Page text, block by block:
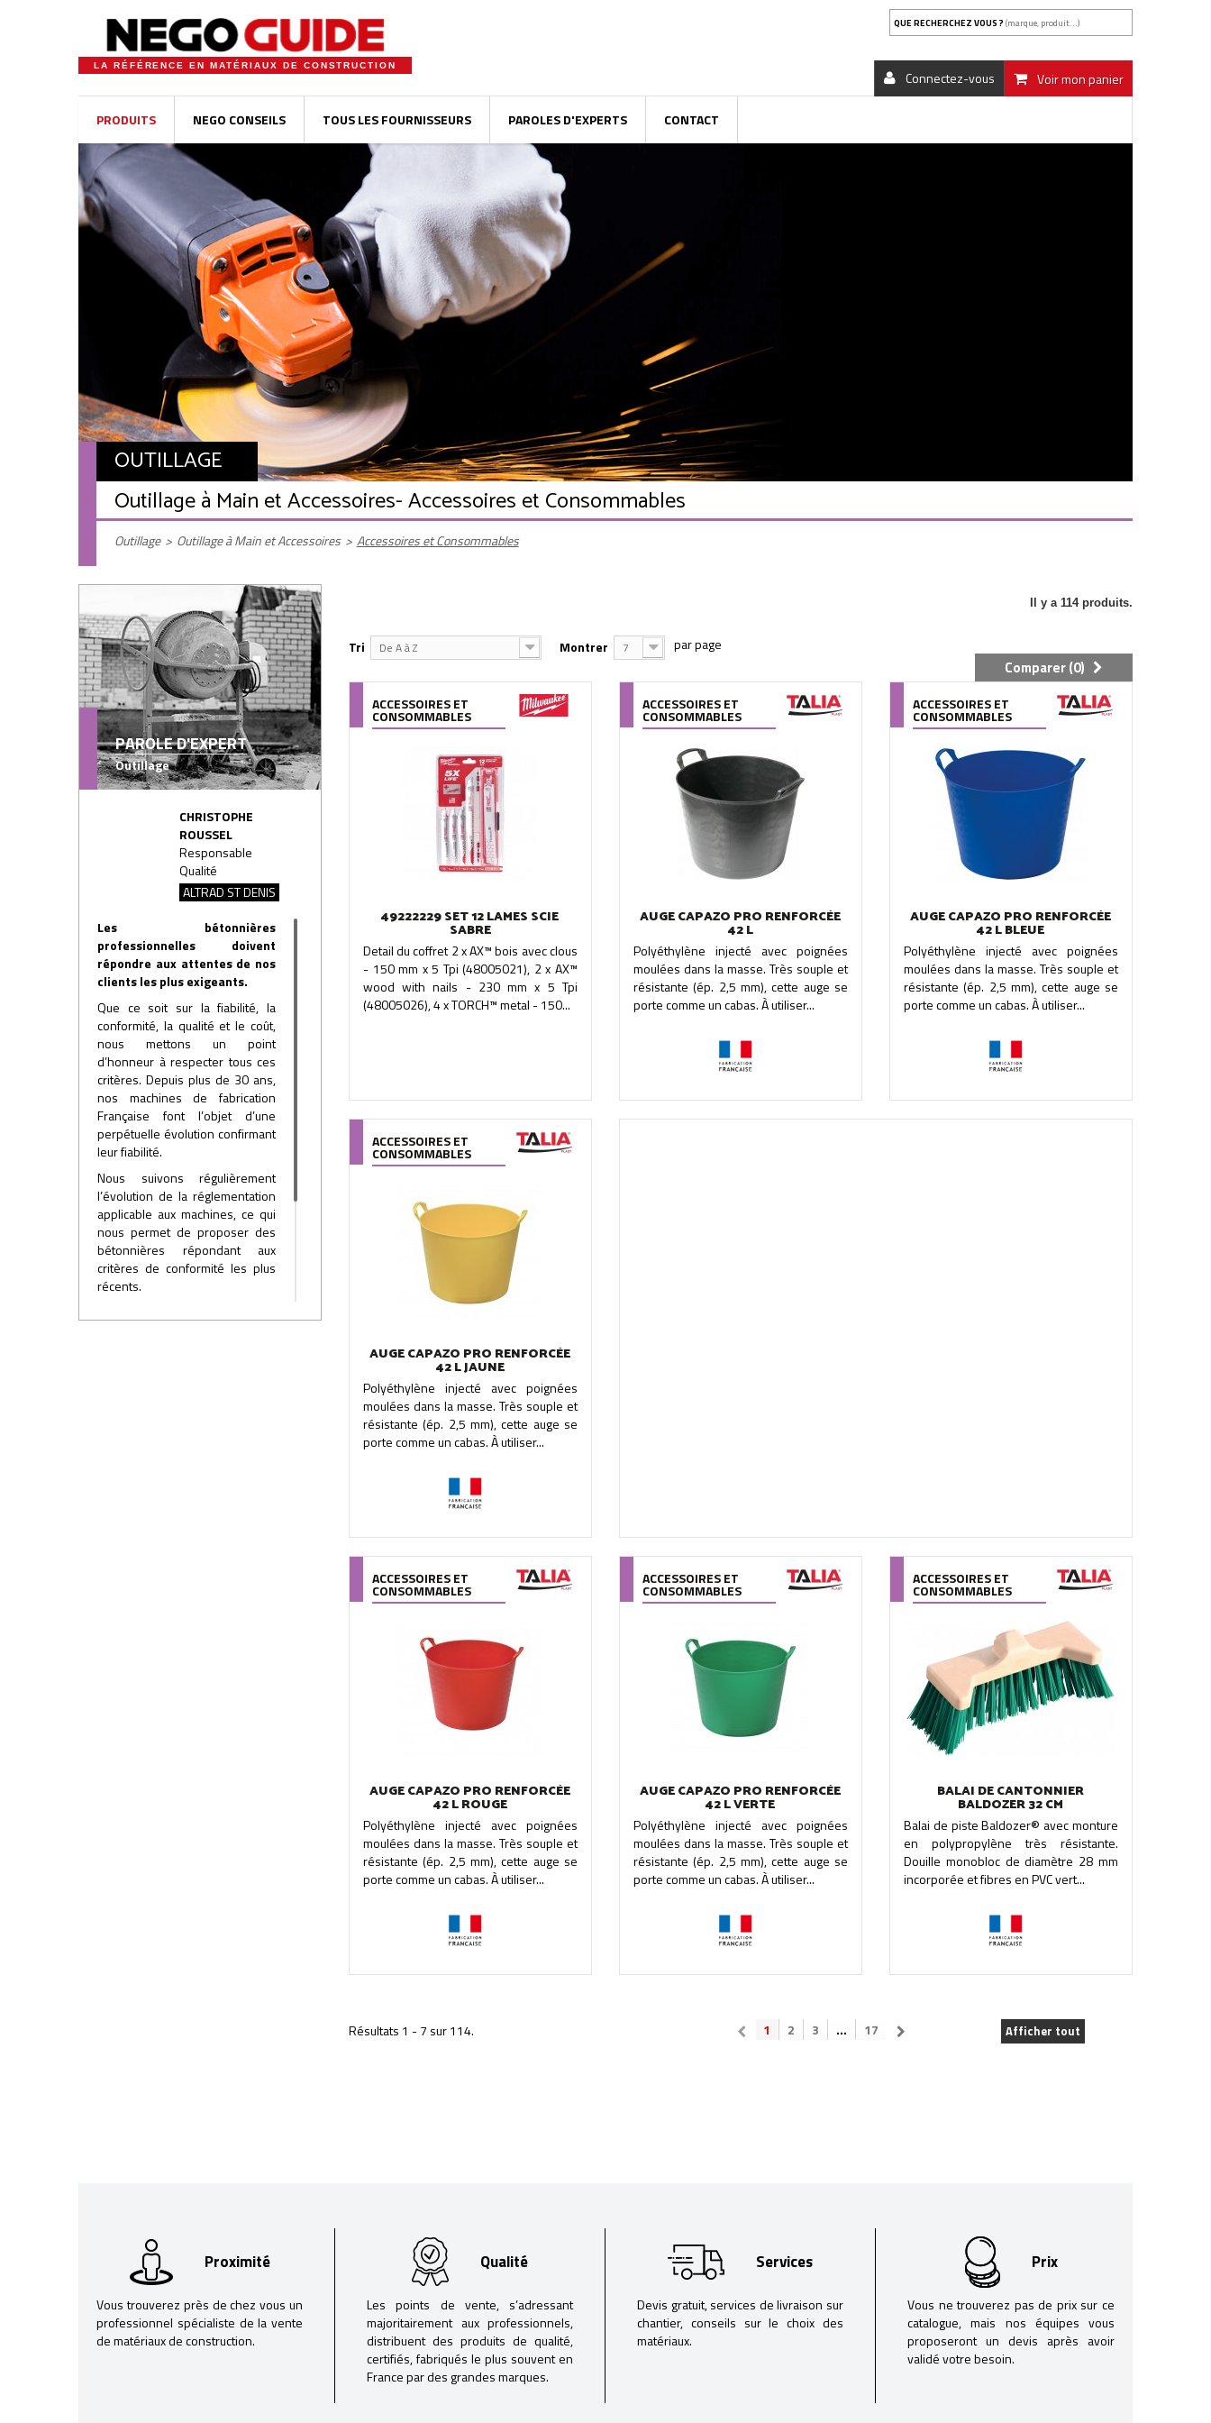
LA RÉFÉRENCE EN MATÉRIAUX DE CONSTRUCTION
QUE RECHERCHEZ VOUS ? (marque, produit...)
Voir mon panier
Connectez-vous
PRODUITS NEGO CONSEILS TOUS LES FOURNISSEURS PAROLES D'EXPERTS CONTACT
OUTILLAGE
Outillage à Main et Accessoires- Accessoires et Consommables
Outillage > Outillage à Main et Accessoires > Accessoires et Consommables
PAROLE D'EXPERT
Outillage
CHRISTOPHE
ROUSSEL
Responsable
Qualité
ALTRAD ST DENIS
Les bétonnières
professionnelles doivent
répondre aux attentes de nos
clients les plus exigeants.
Que ce soit sur la fiabilité, la
conformité, la qualité et le coût,
nous mettons un point
d’honneur à respecter tous ces
critères. Depuis plus de 30 ans,
nos machines de fabrication
Française font l’objet d’une
perpétuelle évolution confirmant
leur fiabilité.
Nous suivons régulièrement
l’évolution de la réglementation
applicable aux machines, ce qui
nous permet de proposer des
bétonnières répondant aux
critères de conformité les plus
récents.
Il y a 114 produits.
Tri De A à Z Montrer 7
Comparer (0)
ACCESSOIRES ET
CONSOMMABLES
49222229 SET 12 LAMES SCIE
SABRE
Detail du coffret 2 x AX™ bois avec clous
- 150 mm x 5 Tpi (48005021), 2 x AX™
wood with nails - 230 mm x 5 Tpi
(48005026), 4 x TORCH™ metal - 150...
ACCESSOIRES ET
CONSOMMABLES
AUGE CAPAZO PRO RENFORCÉE
42 L
Polyéthylène injecté avec poignées
moulées dans la masse. Très souple et
résistante (ép. 2,5 mm), cette auge se
porte comme un cabas. À utiliser...
ACCESSOIRES ET
CONSOMMABLES
AUGE CAPAZO PRO RENFORCÉE
42 L BLEUE
Polyéthylène injecté avec poignées
moulées dans la masse. Très souple et
résistante (ép. 2,5 mm), cette auge se
porte comme un cabas. À utiliser...
ACCESSOIRES ET
CONSOMMABLES
AUGE CAPAZO PRO RENFORCÉE
42 L JAUNE
Polyéthylène injecté avec poignées
moulées dans la masse. Très souple et
résistante (ép. 2,5 mm), cette auge se
porte comme un cabas. À utiliser...
ACCESSOIRES ET
CONSOMMABLES
AUGE CAPAZO PRO RENFORCÉE
42 L ROUGE
Polyéthylène injecté avec poignées
moulées dans la masse. Très souple et
résistante (ép. 2,5 mm), cette auge se
porte comme un cabas. À utiliser...
ACCESSOIRES ET
CONSOMMABLES
AUGE CAPAZO PRO RENFORCÉE
42 L VERTE
Polyéthylène injecté avec poignées
moulées dans la masse. Très souple et
résistante (ép. 2,5 mm), cette auge se
porte comme un cabas. À utiliser...
ACCESSOIRES ET
CONSOMMABLES
BALAI DE CANTONNIER
BALDOZER 32 CM
Balai de piste Baldozer® avec monture
en polypropylène très résistante.
Douille monobloc de diamètre 28 mm
incorporée et fibres en PVC vert...
Afficher tout
1 2 3 ... 17
Résultats 1 - 7 sur 114.
Proximité
Vous trouverez près de chez vous un
professionnel spécialiste de la vente
de matériaux de construction.
Qualité
Les points de vente, s’adressant
majoritairement aux professionnels,
distribuent des produits de qualité,
certifiés, fabriqués le plus souvent en
France par des grandes marques.
Services
Devis gratuit, services de livraison sur
chantier, conseils sur le choix des
matériaux.
Prix
Vous ne trouverez pas de prix sur ce
catalogue, mais nos équipes vous
proposeront un devis après avoir
validé votre besoin.